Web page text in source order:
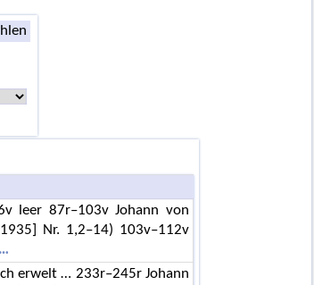
leer 87r–103v Johann von
Nr. 1,2–14) 103v–112v
erwelt … 233r–245r Johann